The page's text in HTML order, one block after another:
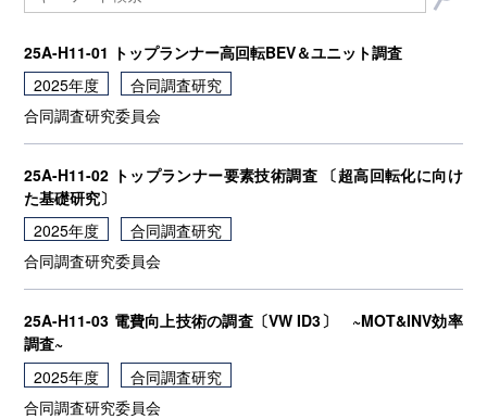
25A-H11-01 トップランナー高回転BEV＆ユニット調査
2025年度
合同調査研究
合同調査研究委員会
25A-H11-02 トップランナー要素技術調査 〔超高回転化に向け
た基礎研究〕
2025年度
合同調査研究
合同調査研究委員会
25A-H11-03 電費向上技術の調査〔VW ID3〕 ~MOT&INV効率
調査~
2025年度
合同調査研究
合同調査研究委員会